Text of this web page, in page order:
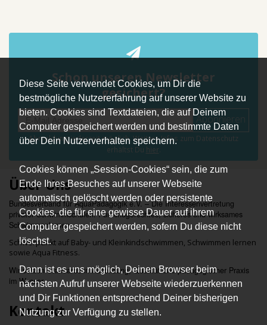
Diese Seite verwendet Cookies, um Dir die
bestmögliche Nutzererfahrung auf unserer Website zu
bieten. Cookies sind Textdateien, die auf Deinem
Computer gespeichert werden und bestimmte Daten
über Dein Nutzerverhalten speichern.
Cookies können „Session-Cookies“ sein, die zum
Ende Ihres Besuches auf unserer Webseite
automatisch gelöscht werden oder persistente
Cookies, die für eine gewisse Dauer auf ihrem
Computer gespeichert werden, sofern Du diese nicht
löschst.
Dann ist es uns möglich, Deinen Browser beim
nächsten Aufruf unserer Webseite wiederzuerkennen
und Dir Funktionen entsprechend Deiner bisherigen
Nutzung zur Verfügung zu stellen.
Schon unseren Newsletter
gesichert?
Abonnieren
Abmeldung jederzeit möglich. Weitere Infos zum Datenschutz
erhältst Du hier
Über Uns
Bundesverband für AquaPädagogik e.V. – Die Interessenvertretung
privater Schwimmschulen. Für kindgerechtes, sicheres und wirksames
Schwimmenlernen.
Schwerpunkt auf Baby- und Kleinkindschwimmen, Schwimmen lernen
sowie Aqua Fitness.
Wir setzen Standards in Ausbildung, Qualität und pädagogischer Praxis
im Wasser.
Kontakt